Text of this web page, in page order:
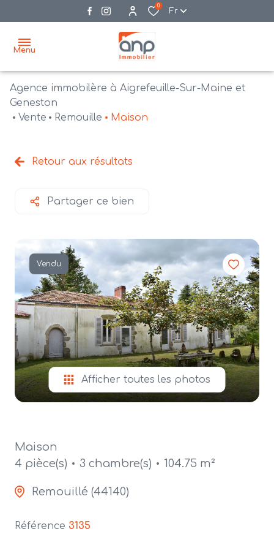
0
Fr
Menu
accueil
vente
agences
estimation
e-
mail
contact
Agence immobilère à Aigrefeuille-Sur-Maine et
Geneston
Vente
Remouille Maison
Retour aux résultats
Partager ce bien
Vendu
Afficher toutes les photos
Maison
4 pièce(s)
3 chambre(s) 104.75 m²
Remouillé (44140)
Référence 3135